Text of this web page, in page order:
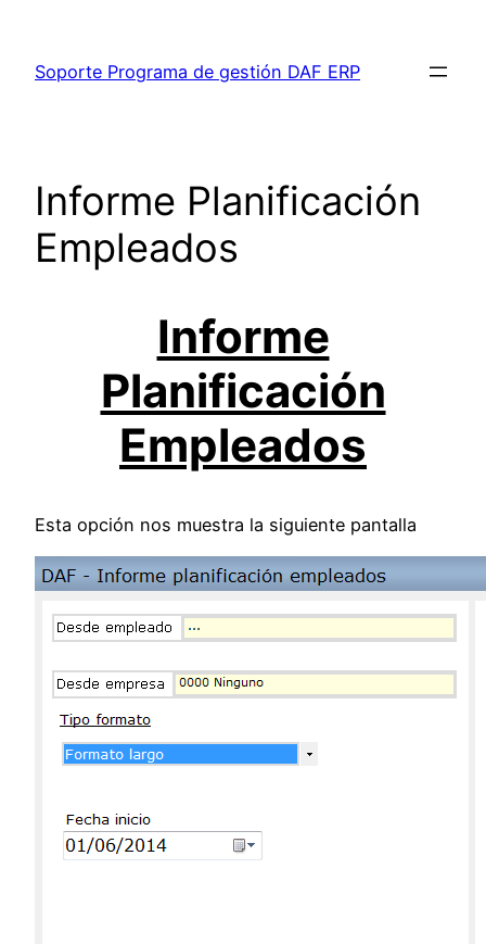
contenido
Soporte Programa de gestión DAF ERP
Informe Planificación
Empleados
Informe
Planificación
Empleados
Esta opción nos muestra la siguiente pantalla